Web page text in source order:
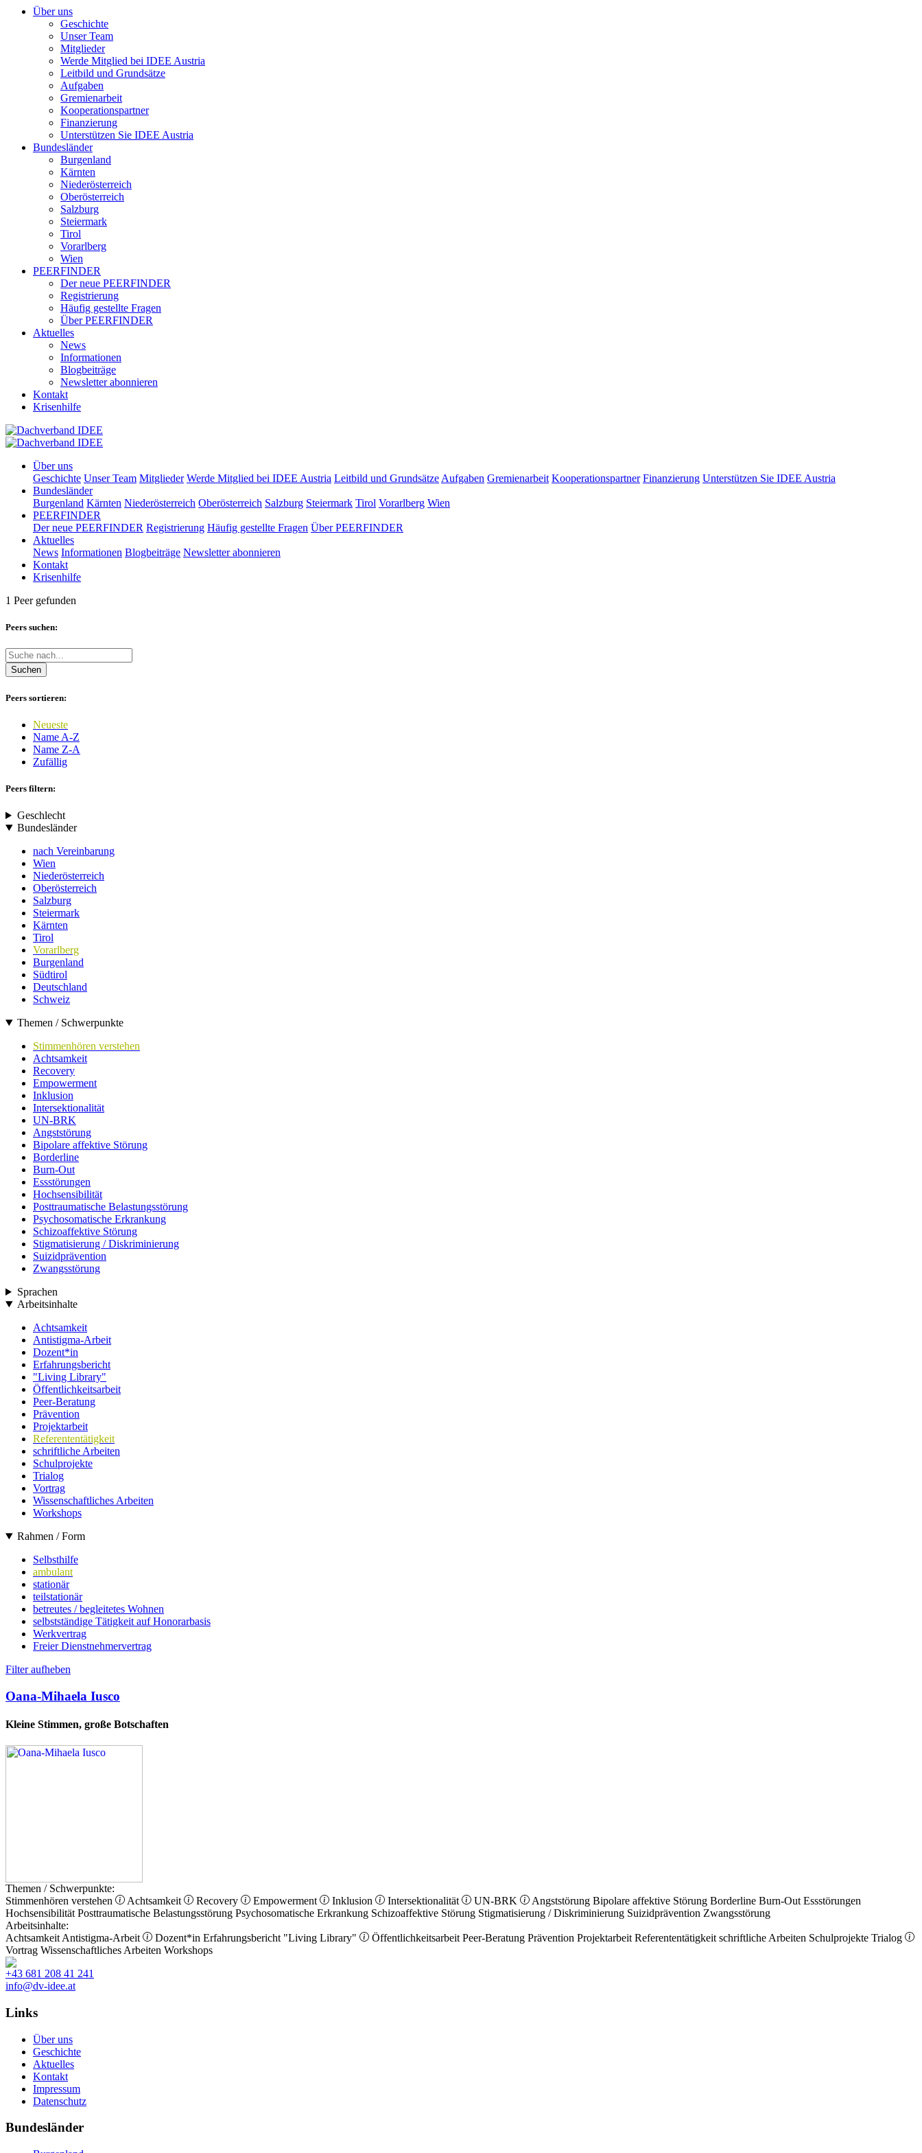
Über uns
Geschichte
Unser Team
Mitglieder
Werde Mitglied bei IDEE Austria
Leitbild und Grundsätze
Aufgaben
Gremienarbeit
Kooperationspartner
Finanzierung
Unterstützen Sie IDEE Austria
Bundesländer
Burgenland
Kärnten
Niederösterreich
Oberösterreich
Salzburg
Steiermark
Tirol
Vorarlberg
Wien
PEERFINDER
Der neue PEERFINDER
Registrierung
Häufig gestellte Fragen
Über PEERFINDER
Aktuelles
News
Informationen
Blogbeiträge
Newsletter abonnieren
Kontakt
Krisenhilfe
Über uns
Geschichte Unser Team Mitglieder Werde Mitglied bei IDEE Austria Leitbild und Grundsätze Aufgaben Gremienarbeit Kooperationspartner Finanzierung Unterstützen Sie IDEE Austria
Bundesländer
Burgenland Kärnten Niederösterreich Oberösterreich Salzburg Steiermark Tirol Vorarlberg Wien
PEERFINDER
Der neue PEERFINDER Registrierung Häufig gestellte Fragen Über PEERFINDER
Aktuelles
News Informationen Blogbeiträge Newsletter abonnieren
Kontakt
Krisenhilfe
1 Peer gefunden
Peers suchen:
Suchen
Peers sortieren:
Neueste
Name A-Z
Name Z-A
Zufällig
Peers filtern:
Geschlecht
Bundesländer
nach Vereinbarung
Wien
Niederösterreich
Oberösterreich
Salzburg
Steiermark
Kärnten
Tirol
Vorarlberg
Burgenland
Südtirol
Deutschland
Schweiz
Themen / Schwerpunkte
Stimmenhören verstehen
Achtsamkeit
Recovery
Empowerment
Inklusion
Intersektionalität
UN-BRK
Angststörung
Bipolare affektive Störung
Borderline
Burn-Out
Essstörungen
Hochsensibilität
Posttraumatische Belastungsstörung
Psychosomatische Erkrankung
Schizoaffektive Störung
Stigmatisierung / Diskriminierung
Suizidprävention
Zwangsstörung
Sprachen
Arbeitsinhalte
Achtsamkeit
Antistigma-Arbeit
Dozent*in
Erfahrungsbericht
"Living Library"
Öffentlichkeitsarbeit
Peer-Beratung
Prävention
Projektarbeit
Referententätigkeit
schriftliche Arbeiten
Schulprojekte
Trialog
Vortrag
Wissenschaftliches Arbeiten
Workshops
Rahmen / Form
Selbsthilfe
ambulant
stationär
teilstationär
betreutes / begleitetes Wohnen
selbstständige Tätigkeit auf Honorarbasis
Werkvertrag
Freier Dienstnehmervertrag
Filter aufheben
Oana-Mihaela Iusco
Kleine Stimmen, große Botschaften
Themen / Schwerpunkte:
Stimmenhören verstehen
Achtsamkeit Recovery Empowerment Inklusion Intersektionalität UN-BRK Angststörung Bipolare affektive Störung Borderline Burn-Out Essstörungen
Hochsensibilität Posttraumatische Belastungsstörung Psychosomatische Erkrankung Schizoaffektive Störung Stigmatisierung / Diskriminierung Suizidprävention Zwangsstörung
Arbeitsinhalte:
Achtsamkeit Antistigma-Arbeit Dozent*in Erfahrungsbericht "Living Library" Öffentlichkeitsarbeit Peer-Beratung Prävention Projektarbeit Referententätigkeit schriftliche Arbeiten Schulprojekte Trialog
Vortrag Wissenschaftliches Arbeiten Workshops
+43 681 208 41 241
info@dv-idee.at
Links
Über uns
Geschichte
Aktuelles
Kontakt
Impressum
Datenschutz
Bundesländer